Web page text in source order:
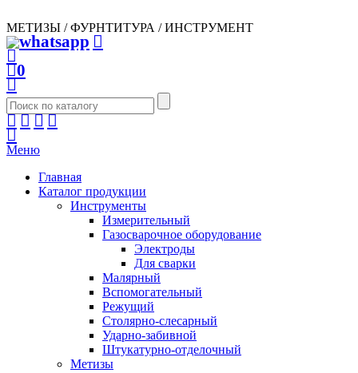
МЕТИЗЫ / ФУРНТИТУРА / ИНСТРУМЕНТ
0
Меню
Главная
Каталог продукции
Инструменты
Измерительный
Газосварочное оборудование
Электроды
Для сварки
Малярный
Вспомогательный
Режущий
Столярно-слесарный
Ударно-забивной
Штукатурно-отделочный
Метизы